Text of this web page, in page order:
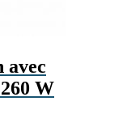
avec
W